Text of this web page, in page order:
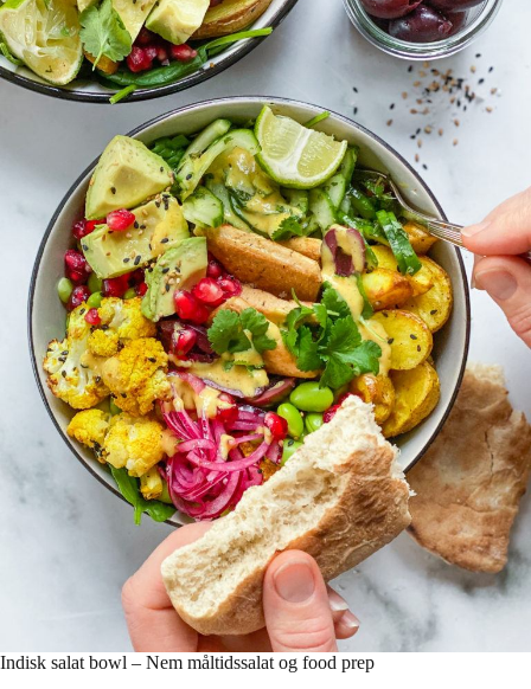
Indisk salat bowl – Nem måltidssalat og food prep